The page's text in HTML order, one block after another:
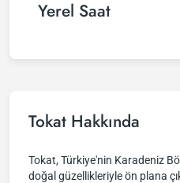
Yerel Saat
Tokat Hakkında
Tokat, Türkiye'nin Karadeniz
doğal güzellikleriyle ön plana